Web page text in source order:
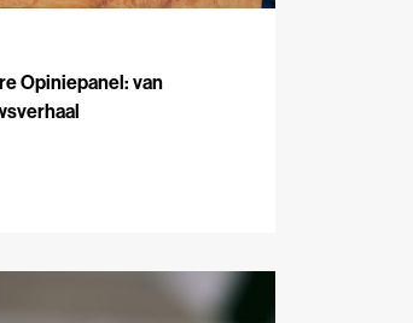
Opiniepanel: van